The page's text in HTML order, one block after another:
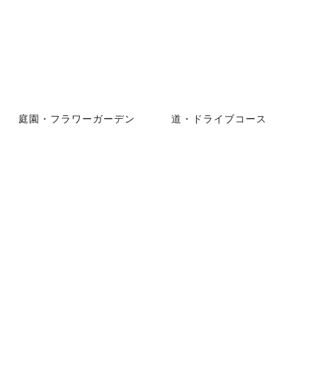
庭園・フラワーガーデン 道・ドライブコース